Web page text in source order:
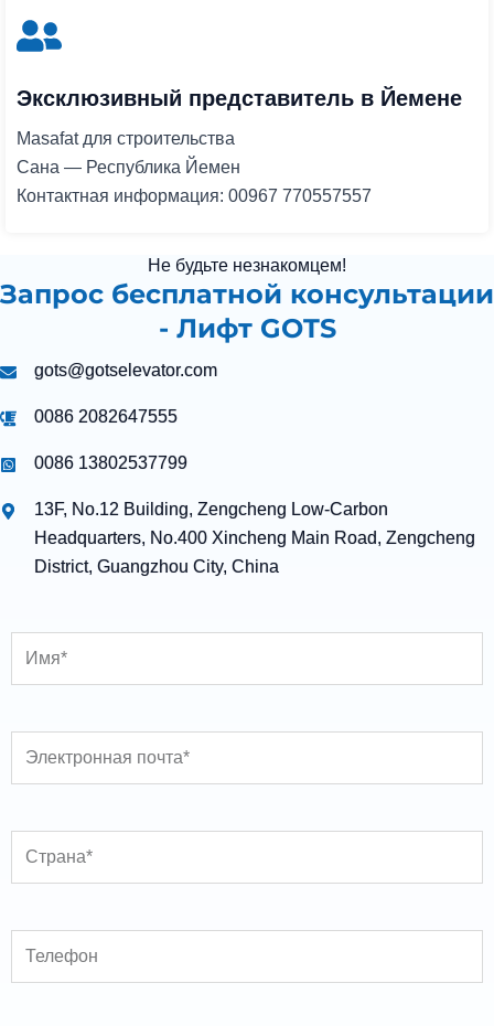
Эксклюзивный представитель в Йемене
Masafat для строительства
Сана — Республика Йемен
Контактная информация: 00967 770557557
Не будьте незнакомцем!
Запрос бесплатной консультации
- Лифт GOTS
gots@gotselevator.com
0086 2082647555
0086 13802537799
13F, No.12 Building, Zengcheng Low-Carbon
Headquarters, No.400 Xincheng Main Road, Zengcheng
District, Guangzhou City, China